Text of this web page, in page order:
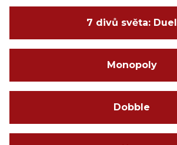
7 divů světa: Duel
Monopoly
Dobble